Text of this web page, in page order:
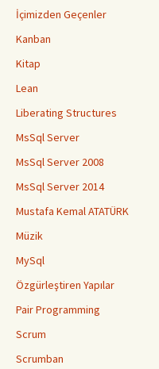
İçimizden Geçenler
Kanban
Kitap
Lean
Liberating Structures
MsSql Server
MsSql Server 2008
MsSql Server 2014
Mustafa Kemal ATATÜRK
Müzik
MySql
Özgürleştiren Yapılar
Pair Programming
Scrum
Scrumban